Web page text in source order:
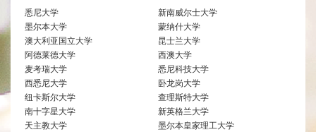
悉尼大学
新南威尔士大学
墨尔本大学
蒙纳什大学
澳大利亚国立大学
昆士兰大学
阿德莱德大学
西澳大学
麦考瑞大学
悉尼科技大学
西悉尼大学
卧龙岗大学
纽卡斯尔大学
查理斯特大学
南十字星大学
新英格兰大学
天主教大学
墨尔本皇家理工大学